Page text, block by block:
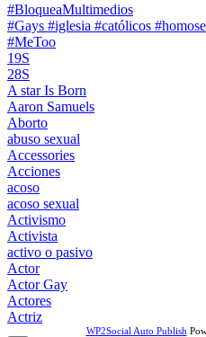
#BloqueaMultimedios
#Gays #iglesia #católicos
#MeToo
19S
28S
A star Is Born
Aaron Samuels
Aborto
abuso sexual
Accessories
Acciones
acoso
acoso sexual
Activismo
Activista
activo o pasivo
Actor
Actor Gay
Actores
Actriz
WP2Social Auto Publish